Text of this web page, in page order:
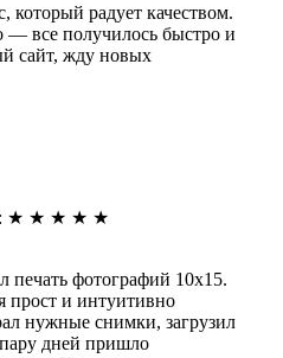
который радует качеством.
— все получилось быстро и
сайт, жду новых
: ★ ★ ★ ★ ★
печать фотографий 10х15.
прост и интуитивно
нужные снимки, загрузил
дней пришло